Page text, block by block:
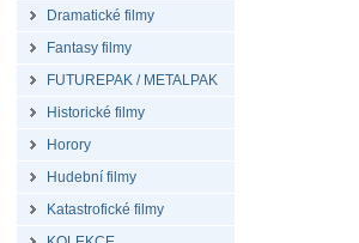
Dramatické filmy
Fantasy filmy
FUTUREPAK / METALPAK
Historické filmy
Horory
Hudební filmy
Katastrofické filmy